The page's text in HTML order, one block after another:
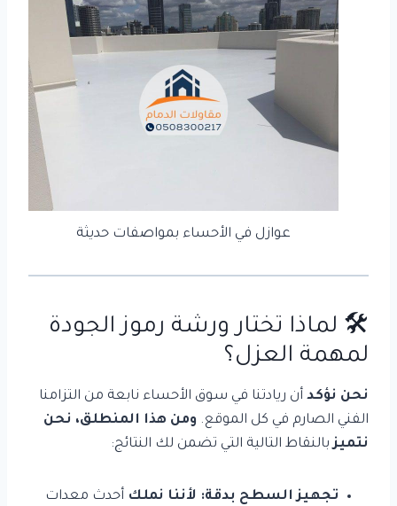
عوازل في الأحساء بمواصفات حديثة
🛠️ لماذا تختار ورشة رموز الجودة
لمهمة العزل؟
نحن نؤكد أن ريادتنا في سوق الأحساء نابعة من التزامنا
الفني الصارم في كل الموقع. ومن هذا المنطلق، نحن
نتميزبالنقاط التالية التي تضمن لك النتائج:
تجهيز السطح بدقة: لأننا نملك أحدث معدات